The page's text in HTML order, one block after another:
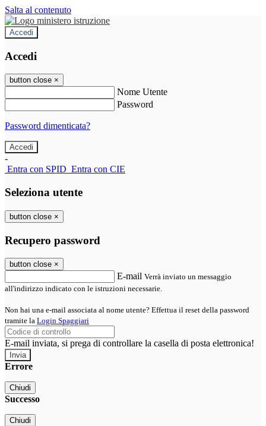
Salta al contenuto
Accedi
Accedi
button close ×
Nome Utente
Password
Password dimenticata?
-
Entra con SPID Entra con CIE
Seleziona utente
button close ×
Recupero password
button close ×
E-mail Verrà inviato un messaggio
all'indirizzo indicato con le istruzioni necessarie.
Non hai una e-mail associata al nome utente? Effettua il reset della password
tramite la Login Spaggiari
E-mail inviata, si prega di controllare la casella di posta elettronica!
Errore
Chiudi
Successo
Chiudi